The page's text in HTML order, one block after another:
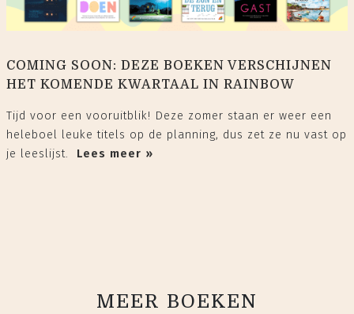
COMING SOON: DEZE BOEKEN VERSCHIJNEN
HET KOMENDE KWARTAAL IN RAINBOW
Tijd voor een vooruitblik! Deze zomer staan er weer een
heleboel leuke titels op de planning, dus zet ze nu vast op
je leeslijst. Lees meer »
MEER BOEKEN